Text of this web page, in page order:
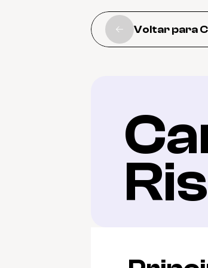
Voltar para